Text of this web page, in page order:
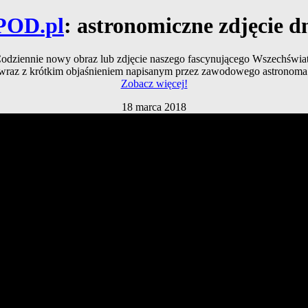
: astronomiczne zdjęcie
nowy obraz lub zdjęcie naszego fascynującego
z krótkim objaśnieniem napisanym przez zawodowego
Zobacz więcej!
18 marca 2018